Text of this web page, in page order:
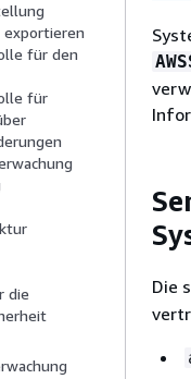
exportieren
für den
für
die
Die